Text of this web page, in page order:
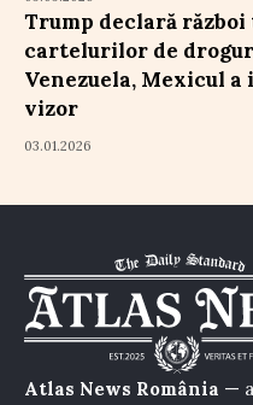
Trump declară
cartelurilor de
Venezuela, Mexicul
vizor
03.01.2026
Atlas News România —